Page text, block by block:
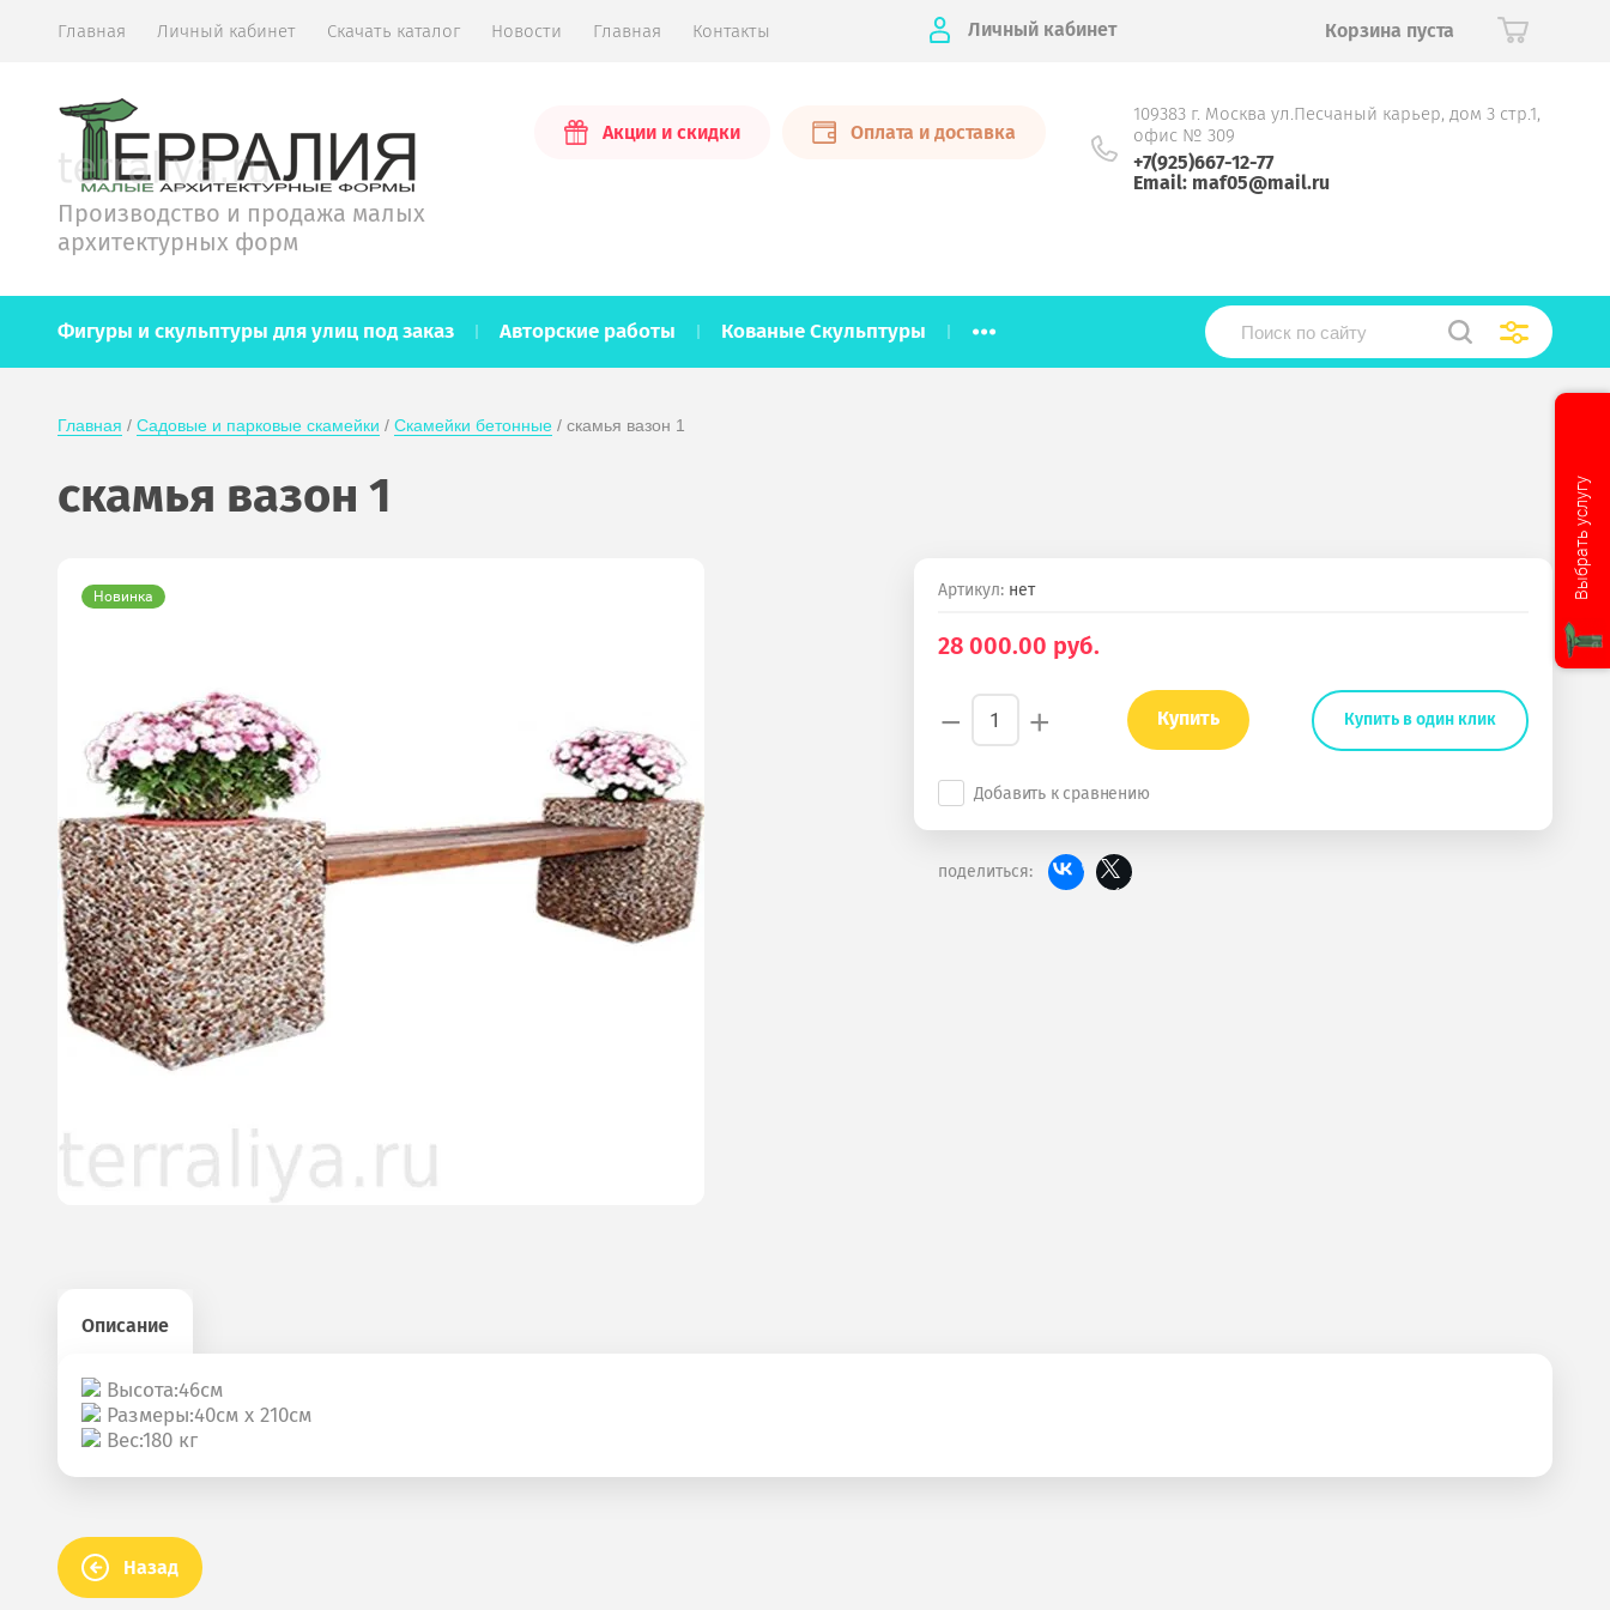
Главная Личный кабинет Скачать каталог Новости Главная Контакты Личный кабинет Корзина пуста
Производство и продажа малых
архитектурных форм
Акции и скидки Оплата и доставка
109383 г. Москва ул.Песчаный карьер, дом 3 стр.1,
офис № 309
+7(925)667-12-77
Email: maf05@mail.ru
Фигуры и скульптуры для улиц под заказ Авторские работы Кованые Скульптуры ...
Главная / Садовые и парковые скамейки / Скамейки бетонные / скамья вазон 1
скамья вазон 1
Новинка Артикул:нет
28 000.00 руб.
− + Купить Купить в один клик
Добавить к сравнению
поделиться:
Описание
Высота:46см
Размеры:40см х 210см
Вес:180 кг
Назад
Выбрать услугу